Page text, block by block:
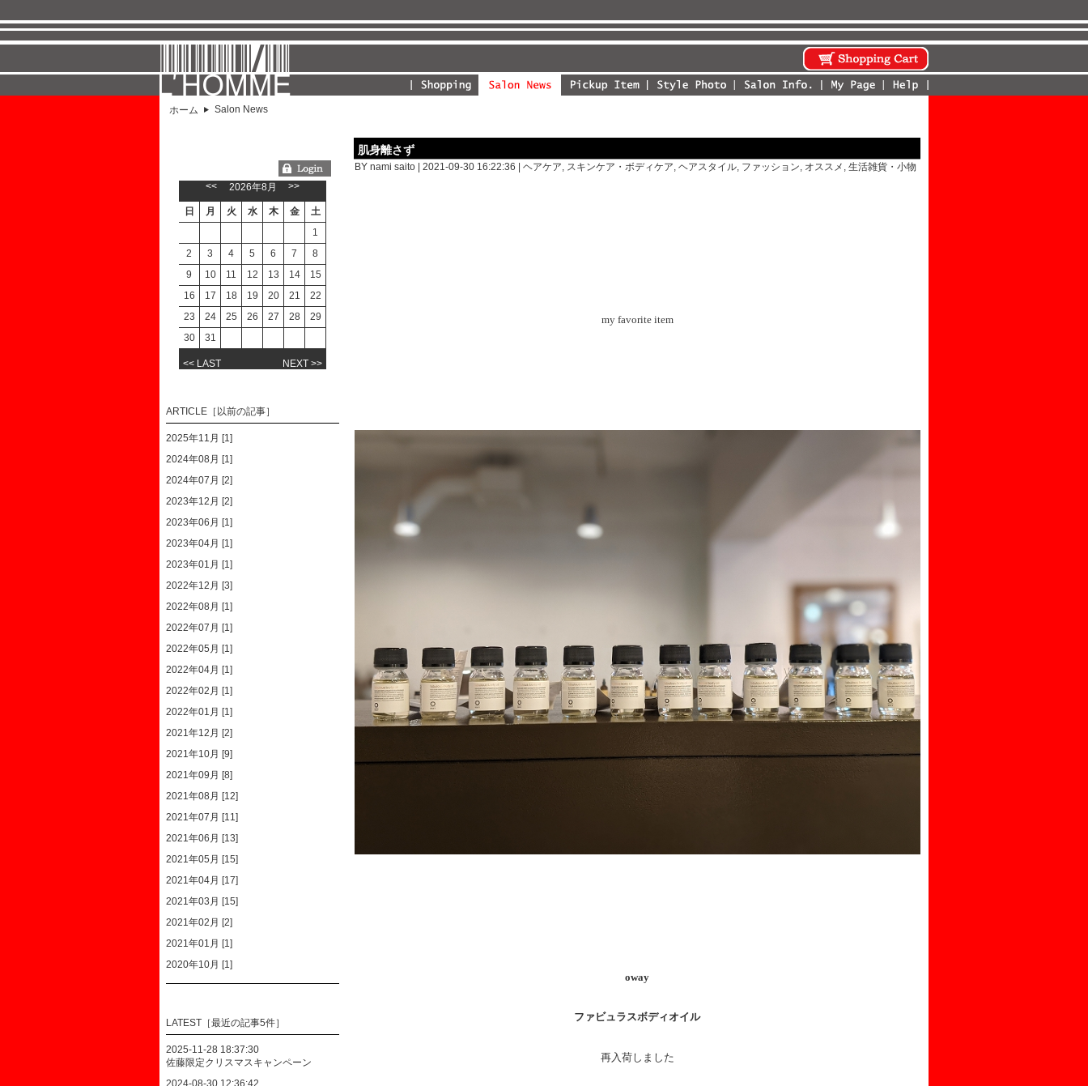
ホーム Salon News
肌身離さず
BY nami saito | 2021-09-30 16:22:36 | ヘアケア, スキンケア・ボディケア, ヘアスタイル, ファッション, オススメ , 生活雑貨・小物
my favorite item
oway
ファビュラスボディオイル
再入荷しました
<<
2026年8月 >>
日 月 火 水 木 金
土
1
2
3 4 5 6 7
8
9
10 11 12 13 14
15
16
17 18 19 20 21
22
23
24 25 26 27 28
29
30
31
<< LAST NEXT >>
ARTICLE［以前の記事］
2025年11月 [1]
2024年08月 [1]
2024年07月 [2]
2023年12月 [2]
2023年06月 [1]
2023年04月 [1]
2023年01月 [1]
2022年12月 [3]
2022年08月 [1]
2022年07月 [1]
2022年05月 [1]
2022年04月 [1]
2022年02月 [1]
2022年01月 [1]
2021年12月 [2]
2021年10月 [9]
2021年09月 [8]
2021年08月 [12]
2021年07月 [11]
2021年06月 [13]
2021年05月 [15]
2021年04月 [17]
2021年03月 [15]
2021年02月 [2]
2021年01月 [1]
2020年10月 [1]
LATEST［最近の記事5件］
2025-11-28 18:37:30
佐藤限定クリスマスキャンペーン
2024-08-30 12:36:42